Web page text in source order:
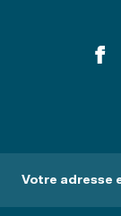
Votre adresse